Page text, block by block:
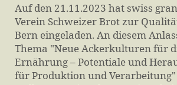
Auf den 21.11.2023 hat swiss
Verein Schweizer Brot zur
Bern eingeladen. An diesem
Thema "Neue Ackerkulturen für
Ernährung – Potentiale und
für Produktion und Verarbeitung"